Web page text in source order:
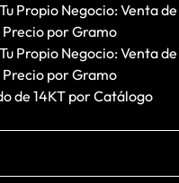
Propio Negocio: Venta
por Gramo
Propio Negocio: Venta
por Gramo
de 14KT por Catálogo